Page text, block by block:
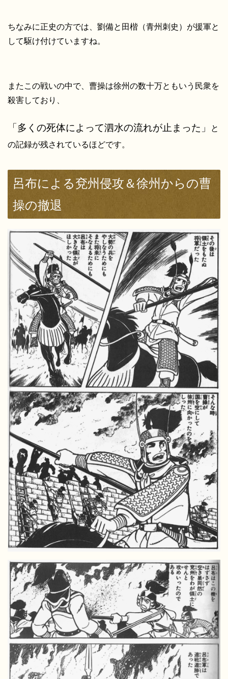
ちなみに正史の方では、劉備と田楷（青州刺史）が援軍と
して駆け付けていますね。
またこの戦いの中で、曹操は徐州の数十万ともいう民衆を
殺害しており、
「多くの死体によって泗水の流れが止まった」
と
の記録が残されているほどです。
呂布による兗州侵攻＆徐州からの曹
操の撤退